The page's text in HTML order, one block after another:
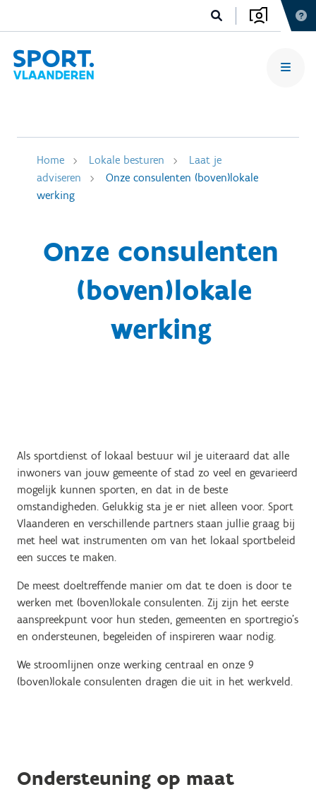
Home Lokale besturen
Laat je
adviseren
Onze consulenten (boven)lokale
werking
Onze consulenten
(boven)lokale
werking
Als sportdienst of lokaal bestuur wil je uiteraard dat alle
inwoners van jouw gemeente of stad zo veel en gevarieerd
mogelijk kunnen sporten, en dat in de beste
omstandigheden. Gelukkig sta je er niet alleen voor. Sport
Vlaanderen en verschillende partners staan jullie graag bij
met heel wat instrumenten om van het lokaal sportbeleid
een succes te maken.
De meest doeltreffende manier om dat te doen is door te
werken met (boven)lokale consulenten. Zij zijn het eerste
aanspreekpunt voor hun steden, gemeenten en sportregio's
en ondersteunen, begeleiden of inspireren waar nodig.
We stroomlijnen onze werking centraal en onze 9
(boven)lokale consulenten dragen die uit in het werkveld.
Ondersteuning op maat